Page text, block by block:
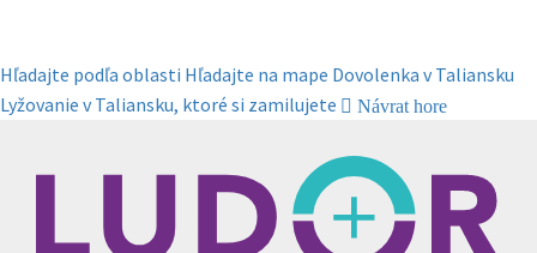
Hľadajte podľa oblasti Hľadajte na mape Dovolenka v Taliansku
Lyžovanie v Taliansku, ktoré si zamilujete
Návrat hore